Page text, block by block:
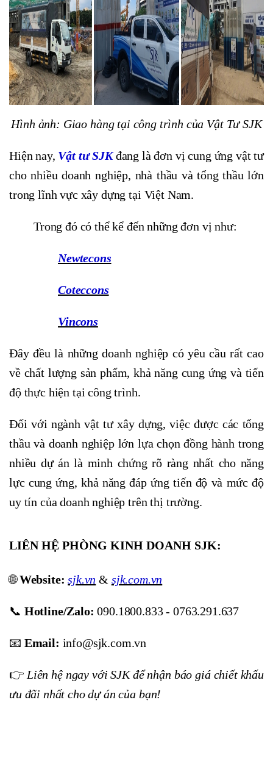
Hình ảnh: Giao hàng tại công trình của Vật Tư SJK
Hiện nay, Vật tư SJKđang là đơn vị cung ứng vật tư
cho nhiều doanh nghiệp, nhà thầu và tổng thầu lớn
trong lĩnh vực xây dựng tại Việt Nam.
Trong đó có thể kể đến những đơn vị như:
Newtecons
Coteccons
Vincons
Đây đều là những doanh nghiệp có yêu cầu rất cao
về chất lượng sản phẩm, khả năng cung ứng và tiến
độ thực hiện tại công trình.
Đối với ngành vật tư xây dựng, việc được các tổng
thầu và doanh nghiệp lớn lựa chọn đồng hành trong
nhiều dự án là minh chứng rõ ràng nhất cho năng
lực cung ứng, khả năng đáp ứng tiến độ và mức độ
uy tín của doanh nghiệp trên thị trường.
LIÊN HỆ PHÒNG KINH DOANH SJK:
🌐Website: sjk.vn & sjk.com.vn
📞 Hotline/Zalo: 090.1800.833 - 0763.291.637
📧 Email: info@sjk.com.vn
👉 Liên hệ ngay với SJK để nhận báo giá chiết khấu
ưu đãi nhất cho dự án của bạn!